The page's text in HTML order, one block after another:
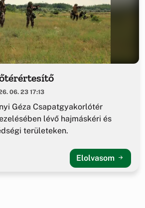
06. 23 17:13
Géza Csapatgyakorlótér
lévő hajmáskéri és
területeken.
Elolvasom